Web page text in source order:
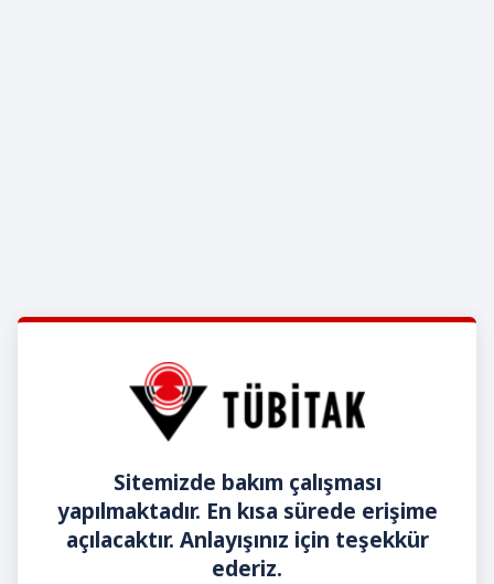
Sitemizde bakım çalışması
yapılmaktadır. En kısa sürede erişime
açılacaktır. Anlayışınız için teşekkür
ederiz.